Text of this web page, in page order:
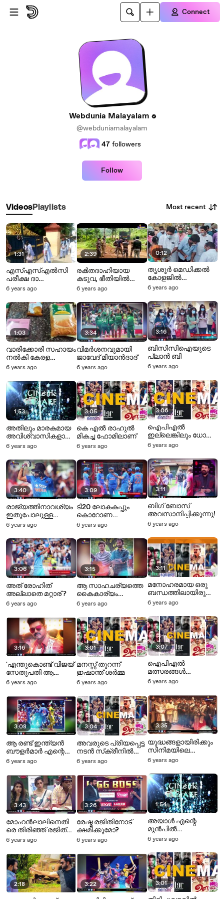
Skip to main content
Connect
Webdunia Malayalam
@webduniamalayalam
47 followers
Follow
VideosPlaylists Most recent
1:31
എസ്എസ്എല്‍സി
പരീക്ഷ ദാ
ഇങ്ങനെയാ
പേടിക്കേണ്ട !
6 years ago
1:03
വാരിക്കോരി സഹായം
നല്‍കി കേരള
സര്‍ക്കാര്‍ !
6 years ago
1:53
അതിലും മാരകമായ
അവിശ്വാസികളായ
വൈറസുകളെയാണ്
6 years ago
3:40
രാജ്യത്തിനാവശ്യം
ഇതുപോലുള്ള
ക്യാപ്‌റ്റനെയെന്ന്
6 years ago
3:06
അത് രോഹിത്
അല്ലാതെ മറ്റാര് ?
6 years ago
3:16
'എന്തുകൊണ്ട് വിജയ്
സേതുപതി ആ
തിരുമാനം എടുത്തത്'
6 years ago
3:08
ആ രണ്ട് ഇന്ത്യൻ
ബൗളർമാർ എന്റെ
ഉറക്കം
6 years ago
3:43
മോഹൻലാലിനെതി
രെ തിരിഞ്ഞ് രജിത്
ആരാധകർ
6 years ago
2:18
2:39
രക്‍തദാഹിയായ
കടുവ, ഭീതിയില്‍
തണ്ണിത്തോട് !
6 years ago
3:34
വിമർശനവുമായി
ജാവേദ് മിയാൻദാദ്
6 years ago
3:05
കെ എൽ രാഹുൽ
മികച്ച ഫോമിലാണ്
6 years ago
3:09
ടി20 ലോകകപ്പും
കൊറോണ
വിഴുങ്ങുമോ
6 years ago
3:15
ആ സാഹചര്യത്തെ
കൈകാര്യം
ചെയ്യാനുള്ള
ഉണ്ടായിരുന്നില്ല
6 years ago
3:01
മനസ്സ് തുറന്ന്
ഇഷാന്ത് ശർമ്മ
6 years ago
3:04
അവരുടെ പ്രിയപ്പെട്ട
നടന്‍ സ്‌ക്രീനില്‍
വീണ്ടും എത്തുന്നു
കാര്യം
6 years ago
3:26
രേഷ്മ രജിതിനോട്
ക്ഷമിക്കുമോ?
6 years ago
3:22
0:12
തൃശൂർ മെഡിക്കൽ
കോളജില്‍
ഉച്ചഭക്ഷണം
ഷാഫി പറമ്പില്‍
6 years ago
3:16
ബിസിസിഐയുടെ
പ്ലാൻ ബി
6 years ago
3:06
ഐപിഎൽ
ഇല്ലെങ്കിലും ധോണി
ഇന്ത്യൻ ടീമിൽ
6 years ago
3:11
ബിഗ് ബോസ്
അവസാനിപ്പിക്കുന്നു!
6 years ago
3:11
മനോഹരമായ ഒരു
ബന്ധത്തിലായിരുന്നു
ഞാൻ
6 years ago
3:07
ഐ‌പിഎൽ
മത്സരങ്ങൾ
വെട്ടിച്ചുരുക്കിയേക്കു
ഗാംഗുലി
6 years ago
3:35
യുദ്ധങ്ങളായിരിക്കും
സിനിമയിലെ
പ്രധാന
6 years ago
1:54
അയാള്‍ എന്റെ
മുന്‍പില്‍
മറ്റൊരവസരത്തിനാ
6 years ago
3:01